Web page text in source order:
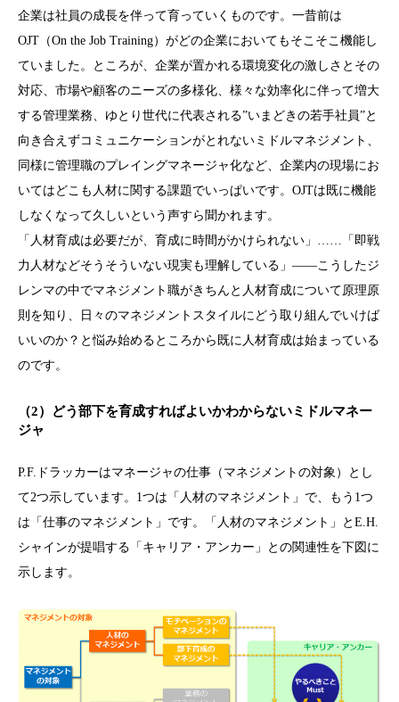
企業は社員の成長を伴って育っていくものです。一昔前は
OJT（On the Job Training）がどの企業においてもそこそこ機能し
ていました。ところが、企業が置かれる環境変化の激しさとその
対応、市場や顧客のニーズの多様化、様々な効率化に伴って増大
する管理業務、ゆとり世代に代表される”いまどきの若手社員”と
向き合えずコミュニケーションがとれないミドルマネジメント、
同様に管理職のプレイングマネージャ化など、企業内の現場にお
いてはどこも人材に関する課題でいっぱいです。OJTは既に機能
しなくなって久しいという声すら聞かれます。
「人材育成は必要だが、育成に時間がかけられない」……「即戦
力人材などそうそういない現実も理解している」――こうしたジ
レンマの中でマネジメント職がきちんと人材育成について原理原
則を知り、日々のマネジメントスタイルにどう取り組んでいけば
いいのか？と悩み始めるところから既に人材育成は始まっている
のです。
（2）どう部下を育成すればよいかわからないミドルマネー
ジャ
P.F.ドラッカーはマネージャの仕事（マネジメントの対象）とし
て2つ示しています。1つは「人材のマネジメント」で、もう1つ
は「仕事のマネジメント」です。「人材のマネジメント」とE.H.
シャインが提唱する「キャリア・アンカー」との関連性を下図に
示します。